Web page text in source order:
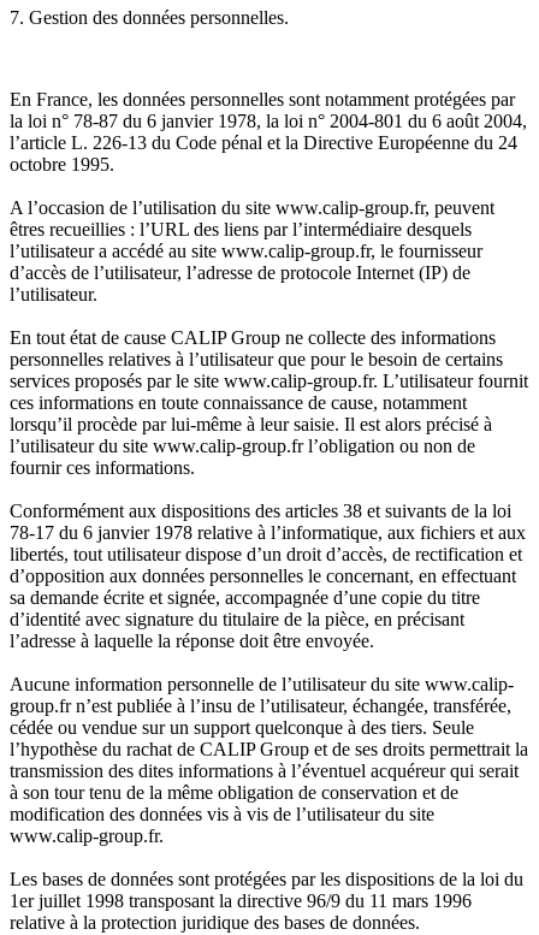
7. Gestion des données personnelles.
En France, les données personnelles sont notamment protégées par
la loi n° 78-87 du 6 janvier 1978, la loi n° 2004-801 du 6 août 2004,
l’article L. 226-13 du Code pénal et la Directive Européenne du 24
octobre 1995.
A l’occasion de l’utilisation du site www.calip-group.fr, peuvent
êtres recueillies : l’URL des liens par l’intermédiaire desquels
l’utilisateur a accédé au site www.calip-group.fr, le fournisseur
d’accès de l’utilisateur, l’adresse de protocole Internet (IP) de
l’utilisateur.
En tout état de cause CALIP Group ne collecte des informations
personnelles relatives à l’utilisateur que pour le besoin de certains
services proposés par le site www.calip-group.fr. L’utilisateur fournit
ces informations en toute connaissance de cause, notamment
lorsqu’il procède par lui-même à leur saisie. Il est alors précisé à
l’utilisateur du site www.calip-group.fr l’obligation ou non de
fournir ces informations.
Conformément aux dispositions des articles 38 et suivants de la loi
78-17 du 6 janvier 1978 relative à l’informatique, aux fichiers et aux
libertés, tout utilisateur dispose d’un droit d’accès, de rectification et
d’opposition aux données personnelles le concernant, en effectuant
sa demande écrite et signée, accompagnée d’une copie du titre
d’identité avec signature du titulaire de la pièce, en précisant
l’adresse à laquelle la réponse doit être envoyée.
Aucune information personnelle de l’utilisateur du site www.calip-
group.fr n’est publiée à l’insu de l’utilisateur, échangée, transférée,
cédée ou vendue sur un support quelconque à des tiers. Seule
l’hypothèse du rachat de CALIP Group et de ses droits permettrait la
transmission des dites informations à l’éventuel acquéreur qui serait
à son tour tenu de la même obligation de conservation et de
modification des données vis à vis de l’utilisateur du site
www.calip-group.fr.
Les bases de données sont protégées par les dispositions de la loi du
1er juillet 1998 transposant la directive 96/9 du 11 mars 1996
relative à la protection juridique des bases de données.